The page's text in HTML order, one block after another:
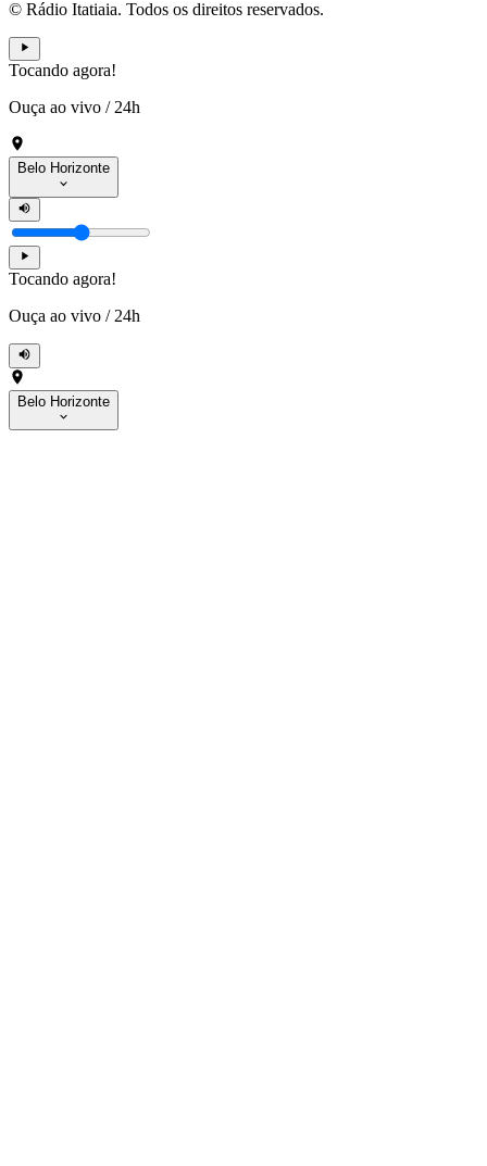
© Rádio Itatiaia. Todos os direitos reservados.
Tocando agora!
Ouça ao vivo / 24h
Belo Horizonte
Tocando agora!
Ouça ao vivo / 24h
Belo Horizonte